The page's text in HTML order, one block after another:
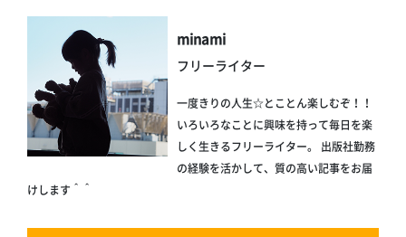
minami
フリーライター
一度きりの人生☆とことん楽しむぞ！！
いろいろなことに興味を持って毎日を楽
しく生きるフリーライター。 出版社勤務
の経験を活かして、質の高い記事をお届
けします＾＾